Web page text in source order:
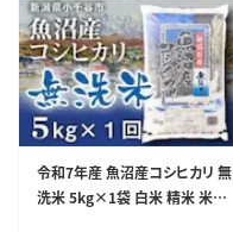
令和7年産 魚沼産コシヒカリ 無
洗米 5kg×1袋 白米 精米 米太